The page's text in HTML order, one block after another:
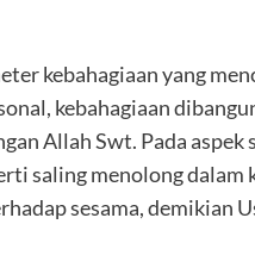
kebahagiaan yang
kebahagiaan
Allah Swt. Pada
saling menolong dalam
sesama, demikian